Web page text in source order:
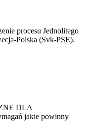
procesu Jednolitego
Polska (Svk-PSE).
DLA
jakie powinny